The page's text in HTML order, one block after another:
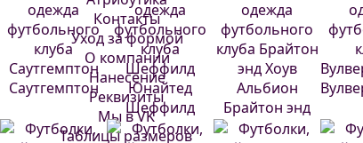
Саутгемптон
Шеффилд
Юнайтед
Брайтон энд
Хоув Альбион
Контакты
Уход за формой
О компании
Нанесение
Реквизиты
Мы в VK
Таблицы размеров